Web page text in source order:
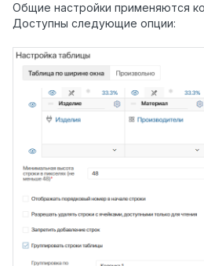
Общие настройки применяются
Доступны следующие опции: